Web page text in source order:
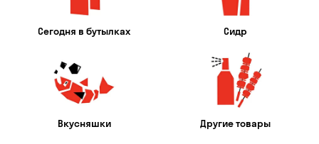
Сегодня в бутылках Сидр
Вкусняшки Другие товары